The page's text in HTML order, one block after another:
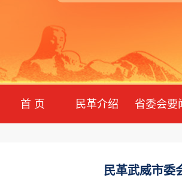
首 页 民革介绍 省委会要
民革武威市委